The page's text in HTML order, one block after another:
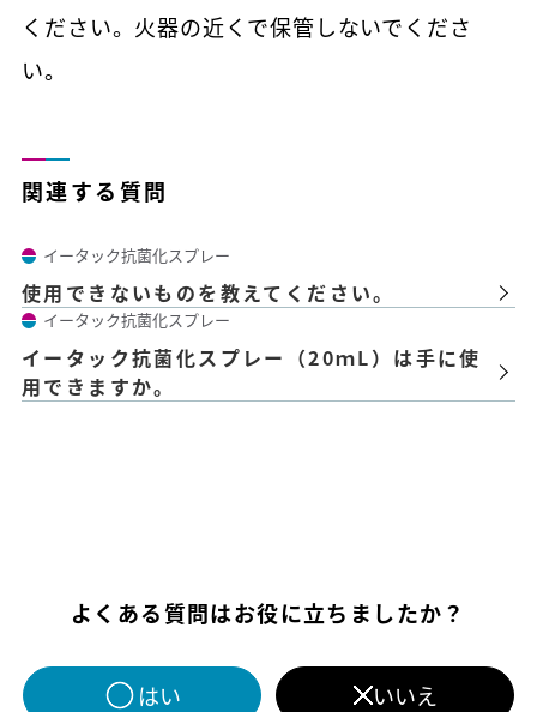
ください。火器の近くで保管しないでくださ
い。
関連する質問
イータック抗菌化スプレー
使用できないものを教えてください。
イータック抗菌化スプレー
イータック抗菌化スプレー（20ｍL）は手に使
用できますか。
よくある質問はお役に立ちましたか？
はい いいえ